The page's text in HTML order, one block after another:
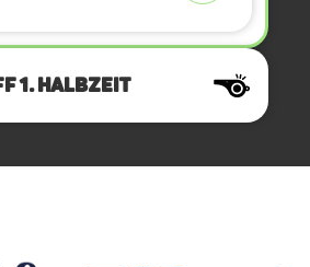
1. Halbzeit